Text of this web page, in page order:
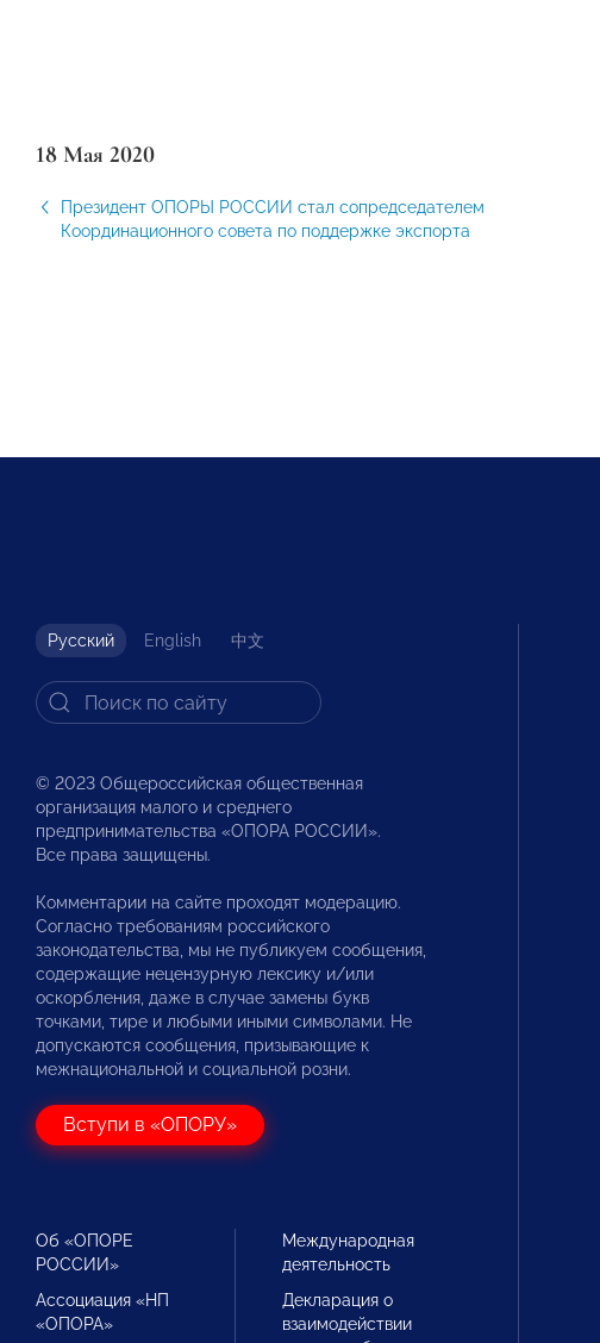
18 Мая 2020
Президент ОПОРЫ РОССИИ стал сопредседателем
Координационного совета по поддержке экспорта
Русский English 中文
© 2023 Общероссийская общественная
организация малого и среднего
предпринимательства «ОПОРА РОССИИ».
Все права защищены.
Комментарии на сайте проходят модерацию.
Согласно требованиям российского
законодательства, мы не публикуем сообщения,
содержащие нецензурную лексику и/или
оскорбления, даже в случае замены букв
точками, тире и любыми иными символами. Не
допускаются сообщения, призывающие к
межнациональной и социальной розни.
Вступи в «ОПОРУ»
Об «ОПОРЕ
РОССИИ»
Ассоциация «НП
«ОПОРА»
Международная
деятельность
Декларация о
взаимодействии